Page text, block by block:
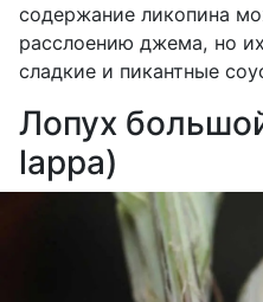
содержание ликопина
расслоению джема, но
сладкие и пикантные
Лопух
lappa)